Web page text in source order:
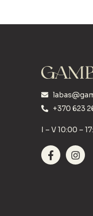
+370 623
I – V 10:00 –